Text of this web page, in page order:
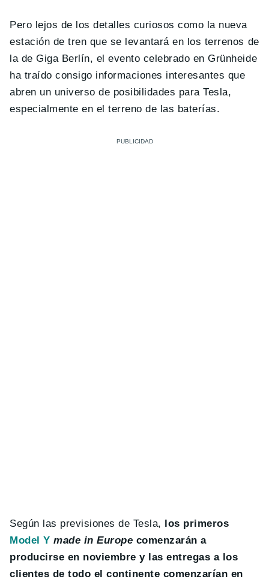
Pero lejos de los detalles curiosos como la nueva
estación de tren que se levantará en los terrenos de
la de Giga Berlín, el evento celebrado en Grünheide
ha traído consigo informaciones interesantes que
abren un universo de posibilidades para Tesla,
especialmente en el terreno de las baterías.
Según las previsiones de Tesla, los primeros
Model Y made in Europe comenzarán a
producirse en noviembre y las entregas a los
clientes de todo el continente comenzarían en